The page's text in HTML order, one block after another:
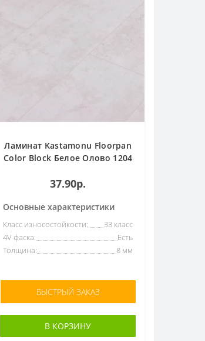
Ламинат Kastamonu Floorpan
Color Block Белое Олово 1204
37.90р.
Основные характеристики
Класс износостойкости:
33 класс
4V фаска:
Есть
Толщина:
8 мм
БЫСТРЫЙ ЗАКАЗ
В КОРЗИНУ